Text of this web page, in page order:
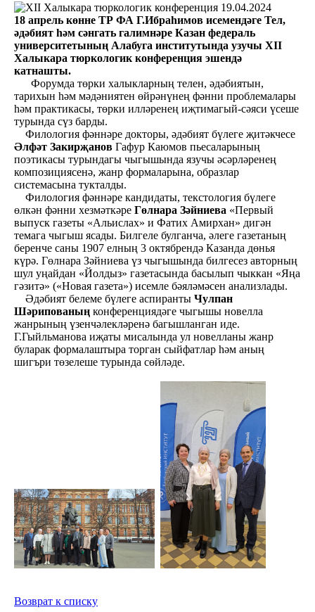
19.04.2024
18 апрель көнне ТР ФА Г.Ибраһимов исемендәге Тел,
әдәбият һәм сәнгать галимнәре Казан федераль
университетының Алабуга институтында узучы XII
Халыкара тюркологик конференция эшендә
катнашты.
Форумда төрки халыкларның телен, әдәбиятын,
тарихын һәм мәдәниятен өйрәнүнең фәнни проблемалары
һәм практикасы, төрки илләренең иҗтимагый-сәяси үсеше
турында сүз барды.
Филология фәннәре докторы, әдәбият бүлеге җитәкчесе
Әлфәт Закирҗанов Гафур Каюмов пьесаларының
поэтикасы турындагы чыгышында язучы әсәрләренең
композициясенә, жанр формаларына, образлар
системасына тукталды.
Филология фәннәре кандидаты, текстология бүлеге
өлкән фәнни хезмәткәре Гөлнара Зәйниева «Первый
выпуск газеты «Альислах» и Фатих Амирхан» дигән
темага чыгыш ясады. Билгеле булганча, әлеге газетаның
беренче саны 1907 елның 3 октябрендә Казанда дөнья
күрә. Гөлнара Зәйниева үз чыгышында билгесез авторның
шул уңайдан «Йолдыз» газетасында басылып чыккан «Яңа
гәзитә» («Новая газета») исемле бәяләмәсен анализлады.
Әдәбият белеме бүлеге аспиранты Чулпан
Шәрипованың конференциядәге чыгышы новелла
жанрының үзенчәлекләренә багышланган иде.
Г.Гыйльманова иҗаты мисалында ул новелланы жанр
буларак формалаштыра торган сыйфатлар һәм аның
шигъри төзелеше турында сөйләде.
Возврат к списку